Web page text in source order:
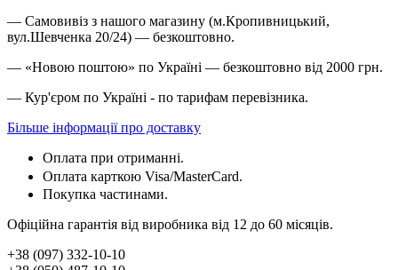
— Самовивіз з нашого магазину (м.Кропивницький,
вул.Шевченка 20/24) — безкоштовно.
— «Новою поштою» по Україні — безкоштовно від 2000 грн.
— Кур'єром по Україні - по тарифам перевізника.
Більше інформації про доставку
Оплата при отриманні.
Оплата карткою Visa/MasterCard.
Покупка частинами.
Офіційна гарантія від виробника від 12 до 60 місяців.
+38 (097) 332-10-10